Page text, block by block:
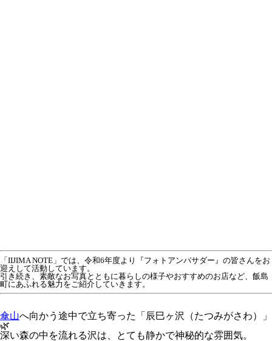
「IIJIMA NOTE」では、令和6年度より『フォトアンバサダー』の皆さんをお
迎えして活動しています。
引き続き、素敵なお写真とともに暮らしの様子やおすすめのお店など、飯島
町にあふれる魅力をご紹介していきます。
傘山へ向かう途中で立ち寄った
「辰巳ヶ沢（たつみがさわ）」
🌿
深い森の中を流れる沢は、とても静かで神秘的な雰囲気。